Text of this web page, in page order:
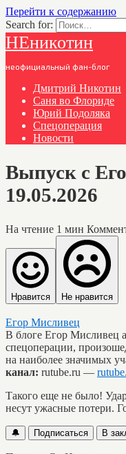
Перейти к содержанию
Search for:
НЕникотин
неофициальный фан-блог
Дмитрий Никотин
Саня во Флориде
Юрий Подоляка
Спецоперация
Новости
Выпуск с
19.05.2026
На чтение 1 мин
Нравится Не нравится
Егор Мисливец
В блоге Егор Мисливец
спецоперации,
на наиболее значимых
канал: rutube.ru —
Такого еще не было!
несут ужасные потери.
🔔 Подписаться В